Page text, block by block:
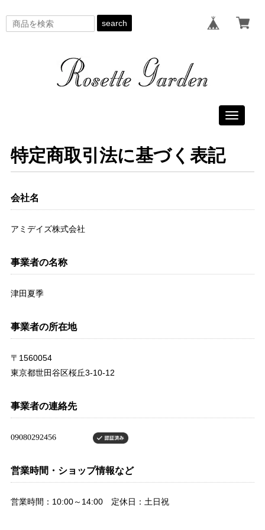
search
Toggle
特定商取引法に基づく表記
会社名
アミデイズ株式会社
事業者の名称
津田夏季
事業者の所在地
〒1560054
東京都世田谷区桜丘3-10-12
事業者の連絡先
営業時間・ショップ情報など
営業時間：10:00～14:00 定休日：土日祝